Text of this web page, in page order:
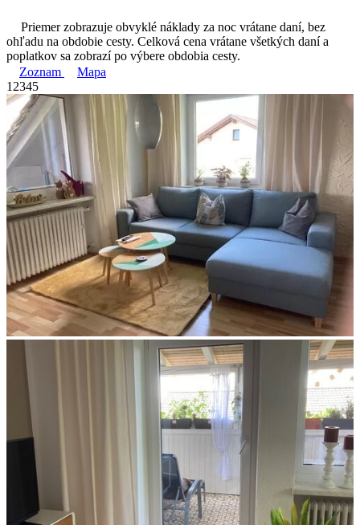
Priemer zobrazuje obvyklé náklady za noc vrátane daní, bez
ohľadu na obdobie cesty. Celková cena vrátane všetkých daní a
poplatkov sa zobrazí po výbere obdobia cesty.
Zoznam
Mapa
1 2345